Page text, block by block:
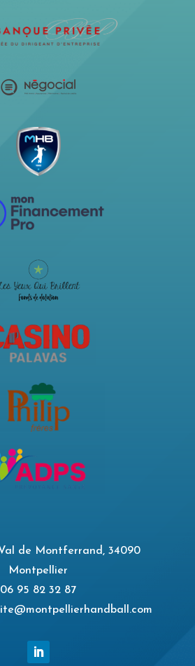
de Montferrand, 34090
Montpellier
06 95 82 32 87